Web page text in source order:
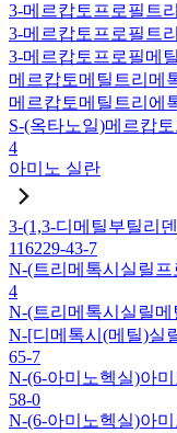
3-메르캅토프로필트
3-메르캅토프로필트
3-메르캅토프로필메
메르캅토메틸트리메
메르캅토메틸트리에
S-(옥타노일)메르캅
4
아미노 실란
3-(1,3-디메틸부틸리
116229-43-7
N-(트리메톡시실릴프
4
N-(트리메톡시실릴메
N-[디메톡시(메틸)실
65-7
N-(6-아미노헥실)아
58-0
N-(6-아미노헥실)아